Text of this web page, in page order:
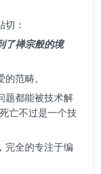
：
了禅宗般的境
范畴。
题都能被技术解
亡不过是一个技
完全的专注于编